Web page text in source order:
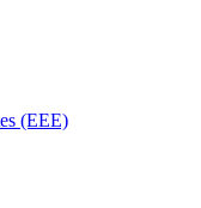
(EEE)